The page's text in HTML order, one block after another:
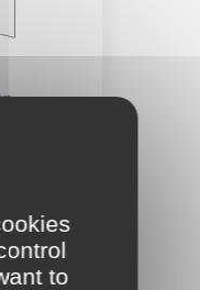
to